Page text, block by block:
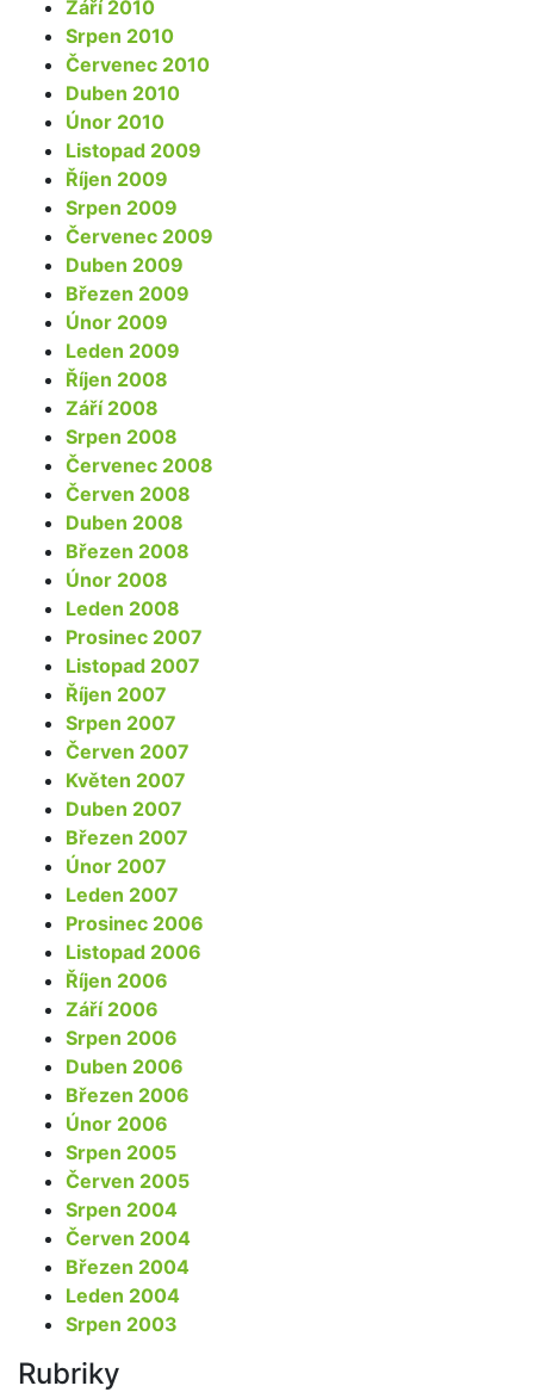
Září 2010
Srpen 2010
Červenec 2010
Duben 2010
Únor 2010
Listopad 2009
Říjen 2009
Srpen 2009
Červenec 2009
Duben 2009
Březen 2009
Únor 2009
Leden 2009
Říjen 2008
Září 2008
Srpen 2008
Červenec 2008
Červen 2008
Duben 2008
Březen 2008
Únor 2008
Leden 2008
Prosinec 2007
Listopad 2007
Říjen 2007
Srpen 2007
Červen 2007
Květen 2007
Duben 2007
Březen 2007
Únor 2007
Leden 2007
Prosinec 2006
Listopad 2006
Říjen 2006
Září 2006
Srpen 2006
Duben 2006
Březen 2006
Únor 2006
Srpen 2005
Červen 2005
Srpen 2004
Červen 2004
Březen 2004
Leden 2004
Srpen 2003
Rubriky